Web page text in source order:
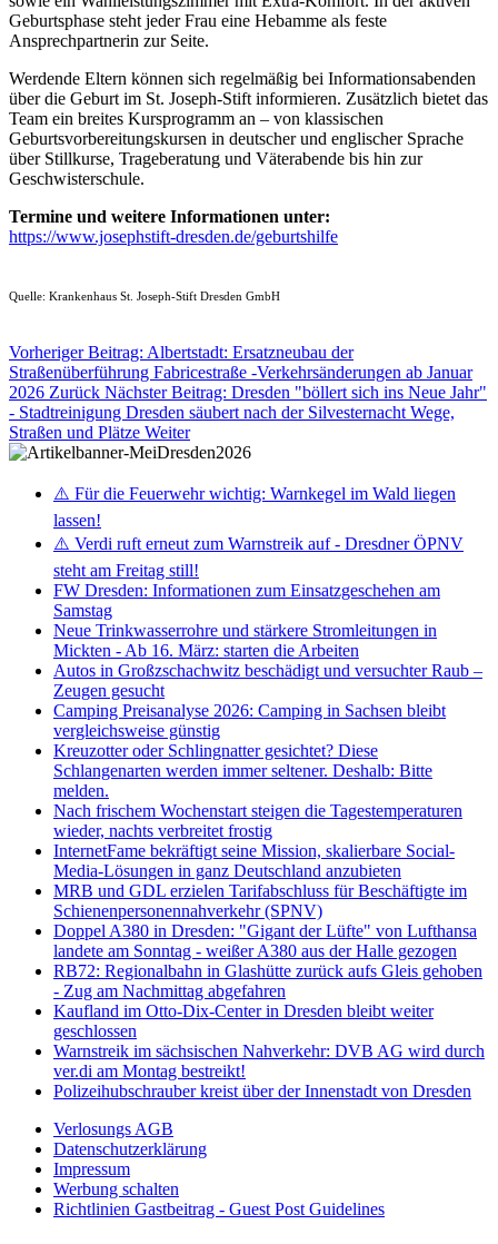
Geburtsphase steht jeder Frau eine Hebamme als feste
Ansprechpartnerin zur Seite.
Werdende Eltern können sich regelmäßig bei Informationsabenden
über die Geburt im St. Joseph-Stift informieren. Zusätzlich bietet das
Team ein breites Kursprogramm an – von klassischen
Geburtsvorbereitungskursen in deutscher und englischer Sprache
über Stillkurse, Trageberatung und Väterabende bis hin zur
Geschwisterschule.
Termine und weitere Informationen unter:
https://www.josephstift-dresden.de/geburtshilfe
Quelle: Krankenhaus St. Joseph-Stift Dresden GmbH
Vorheriger Beitrag: Albertstadt: Ersatzneubau der
Straßenüberführung Fabricestraße -Verkehrsänderungen ab Januar
2026 Zurück Nächster Beitrag: Dresden "böllert sich ins Neue Jahr"
- Stadtreinigung Dresden säubert nach der Silvesternacht Wege,
Straßen und Plätze Weiter
⚠️ Für die Feuerwehr wichtig: Warnkegel im Wald liegen
lassen!
⚠️ Verdi ruft erneut zum Warnstreik auf - Dresdner ÖPNV
steht am Freitag still!
FW Dresden: Informationen zum Einsatzgeschehen am
Samstag
Neue Trinkwasserrohre und stärkere Stromleitungen in
Mickten - Ab 16. März: starten die Arbeiten
Autos in Großzschachwitz beschädigt und versuchter Raub –
Zeugen gesucht
Camping Preisanalyse 2026: Camping in Sachsen bleibt
vergleichsweise günstig
Kreuzotter oder Schlingnatter gesichtet? Diese
Schlangenarten werden immer seltener. Deshalb: Bitte
melden.
Nach frischem Wochenstart steigen die Tagestemperaturen
wieder, nachts verbreitet frostig
InternetFame bekräftigt seine Mission, skalierbare Social-
Media-Lösungen in ganz Deutschland anzubieten
MRB und GDL erzielen Tarifabschluss für Beschäftigte im
Schienenpersonennahverkehr (SPNV)
Doppel A380 in Dresden: "Gigant der Lüfte" von Lufthansa
landete am Sonntag - weißer A380 aus der Halle gezogen
RB72: Regionalbahn in Glashütte zurück aufs Gleis gehoben
- Zug am Nachmittag abgefahren
Kaufland im Otto-Dix-Center in Dresden bleibt weiter
geschlossen
Warnstreik im sächsischen Nahverkehr: DVB AG wird durch
ver.di am Montag bestreikt!
Polizeihubschrauber kreist über der Innenstadt von Dresden
Verlosungs AGB
Datenschutzerklärung
Impressum
Werbung schalten
Richtlinien Gastbeitrag - Guest Post Guidelines